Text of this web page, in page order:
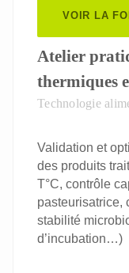
VOIR LA
Atelier
thermiques
Technologie
Validation et
des produits
T°C, contrôle
pasteurisatrice,
stabilité
d’incubation…)